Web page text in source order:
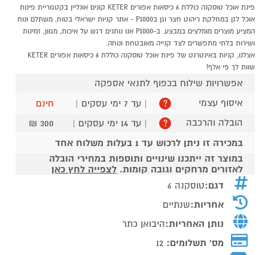
פינת אוכל טוסקנה כוללת 6 כיסאות אפורים KETER קונים אונליין בקטגוריית פינות
אוכל לגן במחלקת ריהוט חצר וגן בP1000 - אתר קניות ישראלי בטוח, משתלם ונוח
המציע מוצרים מומלצים במבצע. ב-P1000 אנו נותנים דגש על איכות, מגוון, זמינות
ושירות בלתי מתפשרים לצד קנייה מאובטחת ונוחה.
אצלנו, קניות באינטרנט של פינת אוכל טוסקנה כוללת 6 כיסאות אפורים KETER
שוות לך פי אלף!
אפשרויות שילוח בכפוף לתנאי אספקה
איסוף עצמי
? | עד 7 ימי עסקים |
חינם
הובלה והרכבה
? | עד 14 ימי עסקים |
300 ₪
במכירה זו ניתן לרכוש עד 1 בעלות משלוח אחד
במוצר זה ייתכנו שינויים ותוספות במחירי הובלה
לאזורים מרחקים וגובה קומות. לצפייה לחץ כאן
דגם:טוסקנה 6
אחריות:שנתיים
נותן האחריות:היבואן כתר
מס' תשלומים: 12